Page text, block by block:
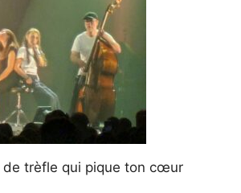
de trèfle qui pique ton cœur